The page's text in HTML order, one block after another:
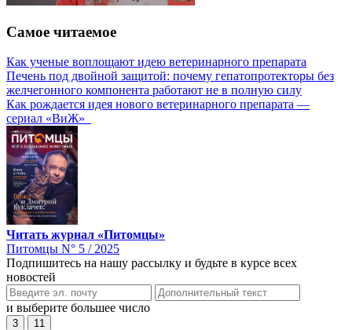
Самое читаемое
Как ученые воплощают идею ветеринарного препарата
Печень под двойной защитой: почему гепатопротекторы без
желчегонного компонента работают не в полную силу
Как рождается идея нового ветеринарного препарата —
сериал «ВиЖ»
Читать журнал «Питомцы»
Питомцы N° 5 / 2025
Подпишитесь на нашу рассылку и будьте в курсе всех
новостей
и выберите большее число
3 11